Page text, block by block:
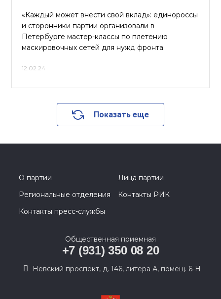
«Каждый может внести свой вклад»: единороссы
и сторонники партии организовали в
Петербурге мастер-классы по плетению
маскировочных сетей для нужд фронта
12.02.24
Показать еще
О партии
Лица партии
Региональные отделения
Контакты РИК
Контакты пресс-службы
Общественная приемная
+7 (931) 350 08 20
Невский проспект, д. 146, литера А, помещ. 6-Н